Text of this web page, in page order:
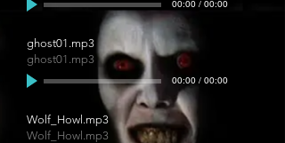
00:00/ 00:00
Wolf_Howl.mp3
Wolf_Howl.mp3
ghost01.mp3
ghost01.mp3
00:00/ 00:00